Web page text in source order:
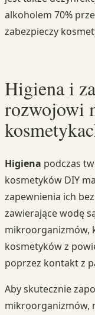
alkoholem 70%
zabezpieczy
Higiena i
rozwojowi
Higiena podczas
kosmetyków DIY
zapewnienia ich
zawierające wodę
mikroorganizmów,
kosmetyków z
poprzez kontakt z
Aby skutecznie
mikroorganizmów,